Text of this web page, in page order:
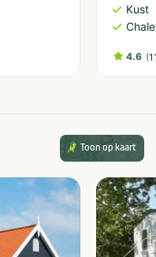
Kust
4.6 (
Toon op kaart